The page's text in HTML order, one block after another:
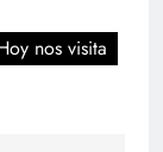
nos visita